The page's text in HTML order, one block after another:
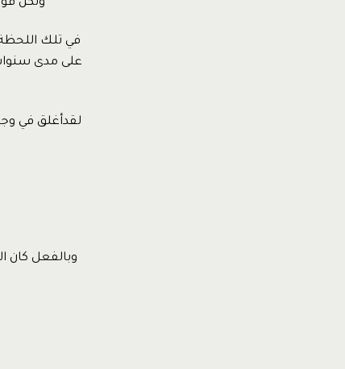
ولكن
في تلك
على مدى
لقدأغلق في
وبالفعل كان